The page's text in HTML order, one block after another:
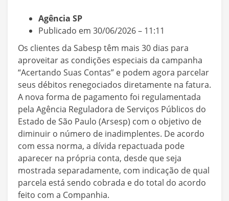
Agência SP
Publicado em 30/06/2026 – 11:11
Os clientes da Sabesp têm mais 30 dias para
aproveitar as condições especiais da campanha
“Acertando Suas Contas” e podem agora parcelar
seus débitos renegociados diretamente na fatura.
A nova forma de pagamento foi regulamentada
pela Agência Reguladora de Serviços Públicos do
Estado de São Paulo (Arsesp) com o objetivo de
diminuir o número de inadimplentes. De acordo
com essa norma, a dívida repactuada pode
aparecer na própria conta, desde que seja
mostrada separadamente, com indicação de qual
parcela está sendo cobrada e do total do acordo
feito com a Companhia.